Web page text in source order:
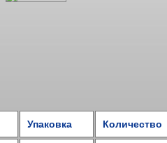
Упаковка Количество